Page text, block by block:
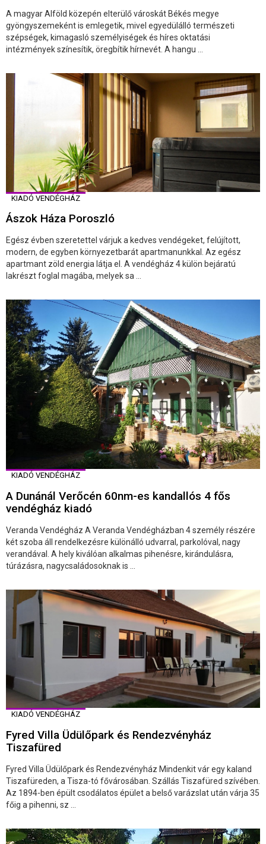
A magyar Alföld közepén elterülő városkát Békés megye
gyöngyszemeként is emlegetik, mivel egyedülálló természeti
szépségek, kimagasló személyiségek és híres oktatási
intézmények színesítik, öregbítik hírnevét. A hangu ...
KIADÓ VENDÉGHÁZ
Ászok Háza Poroszló
Egész évben szeretettel várjuk a kedves vendégeket, felújított,
modern, de egyben környezetbarát apartmanunkkal. Az egész
apartmant zöld energia látja el. A vendégház 4 külön bejáratú
lakrészt foglal magába, melyek sa ...
KIADÓ VENDÉGHÁZ
A Dunánál Verőcén 60nm-es kandallós 4 fős
vendégház kiadó
Veranda Vendégház A Veranda Vendégházban 4 személy részére
két szoba áll rendelkezésre különálló udvarral, parkolóval, nagy
verandával. A hely kiválóan alkalmas pihenésre, kirándulásra,
túrázásra, nagycsaládosoknak is ...
KIADÓ VENDÉGHÁZ
Fyred Villa Üdülőpark és Rendezvényház
Tiszafüred
Fyred Villa Üdülőpark és Rendezvényház Mindenkit vár egy kaland
Tiszafüreden, a Tisza-tó fővárosában. Szállás Tiszafüred szívében.
Az 1894-ben épült csodálatos épület a belső varázslat után várja 35
főig a pihenni, sz ...